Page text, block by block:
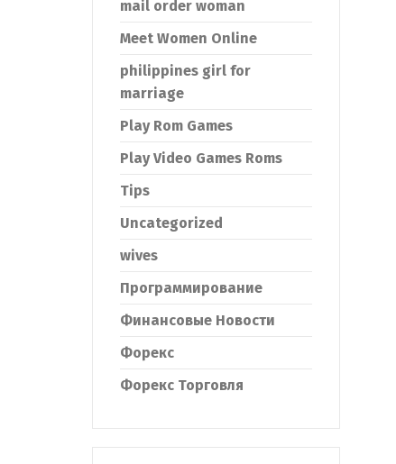
mail order woman
Meet Women Online
philippines girl for
marriage
Play Rom Games
Play Video Games Roms
Tips
Uncategorized
wives
Программирование
Финансовые Новости
Форекс
Форекс Торговля